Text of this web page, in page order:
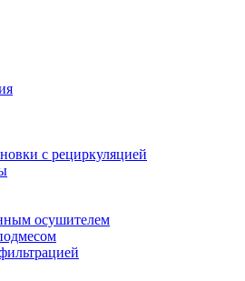
с рециркуляцией
осушителем